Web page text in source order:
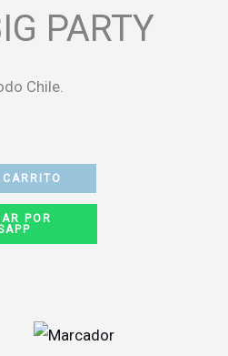
PARTY
Chile.
POR